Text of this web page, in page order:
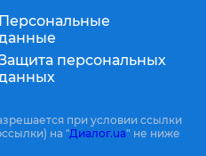
Персональные
персональных
при условии ссылки
на "Диалог.ua" не ниже